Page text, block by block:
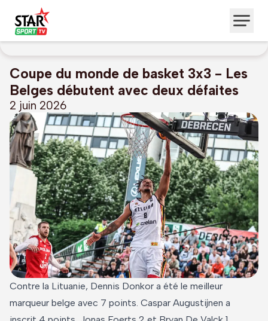
Coupe du monde de basket 3x3 - Les
Belges débutent avec deux défaites
2 juin 2026
Contre la Lituanie, Dennis Donkor a été le meilleur
marqueur belge avec 7 points. Caspar Augustijnen a